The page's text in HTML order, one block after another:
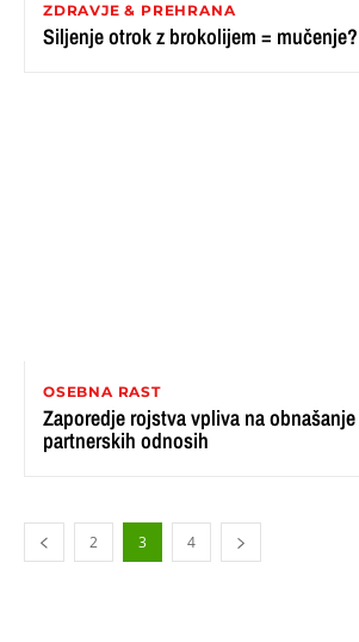
ZDRAVJE & PREHRANA
Siljenje otrok z brokolijem = mučenje?
OSEBNA RAST
Zaporedje rojstva vpliva na
partnerskih odnosih
2 3 4